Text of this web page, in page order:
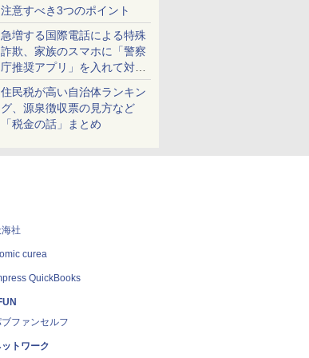
注意すべき3つのポイント
急増する国際電話による特殊
詐欺、家族のスマホに「警察
庁推奨アプリ」を入れて対策
しよう！
住民税が高い自治体ランキン
グ、源泉徴収票の見方など
「税金の話」まとめ
海社
curea
QuickBooks
ファンセルフ
ットワーク